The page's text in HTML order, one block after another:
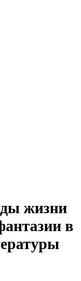
жизни
в